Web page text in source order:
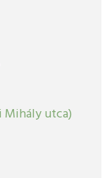
Mihály utca)